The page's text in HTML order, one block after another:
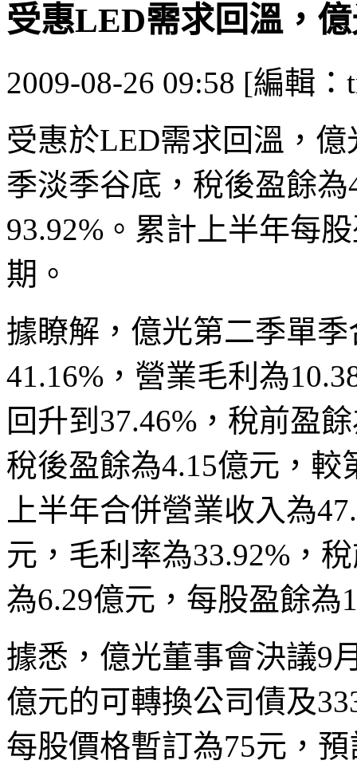
受惠LED需求回溫，
2009-08-26 09:58 [編輯：
受惠於LED需求回溫，
季淡季谷底，稅後盈餘
93.92%。累計上半年每
期。
據瞭解，億光第二季單
41.16%，營業毛利為
回升到37.46%，稅前盈
稅後盈餘為4.15億元，較
上半年合併營業收入為
元，毛利率為33.92%，
為6.29億元，每股盈餘為
據悉，億光董事會決議9
億元的可轉換公司債及
每股價格暫訂為75元，